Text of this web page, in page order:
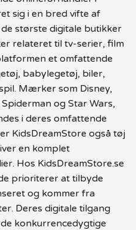
sig i en bred vifte af
største digitale butikker
relateret til tv-serier, film
et omfattende
babylegetøj, biler,
Mærker som Disney,
og Star Wars,
i deres omfattende
KidsDreamStore også tøj
en komplet
Hos KidsDreamStore.se
prioriterer at tilbyde
og kommer fra
Deres digitale tilgang
konkurrencedygtige